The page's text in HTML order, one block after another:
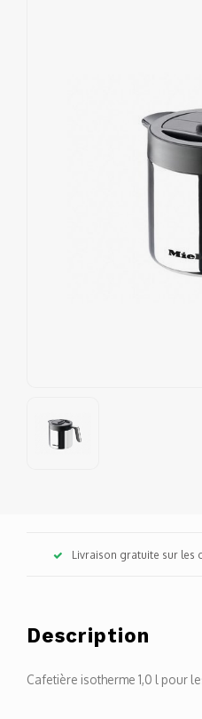
Livraison gratuite sur les
Description
Cafetière isotherme 1,0 l pour